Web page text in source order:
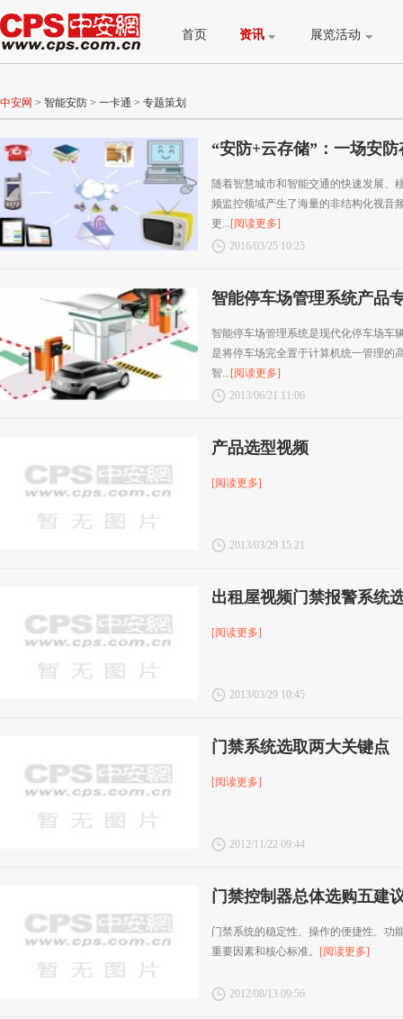
首页 资讯 展览活动
中安网 > 智能安防 > 一卡通 > 专题策划
“安防+云存储”：一场安
随着智慧城市和智能交通的快速发展、
频监控领域产生了海量的非结构化视音
更...[阅读更多]
2016/03/25 10:25
智能停车场管理系统产品
智能停车场管理系统是现代化停车场车
是将停车场完全置于计算机统一管理的
智...[阅读更多]
2013/06/21 11:06
产品选型视频
[阅读更多]
2013/03/29 15:21
出租屋视频门禁报警系统
[阅读更多]
2013/03/29 10:45
门禁系统选取两大关键点
[阅读更多]
2012/11/22 09:44
门禁控制器总体选购五建
门禁系统的稳定性、操作的便捷性、功
重要因素和核心标准。 [阅读更多]
2012/08/13 09:56